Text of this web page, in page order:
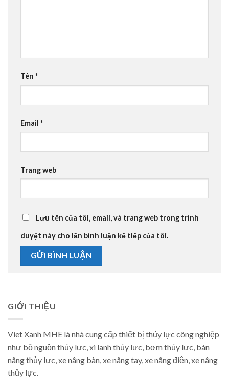
Tên *
Email *
Trang web
Lưu tên của tôi, email, và trang web trong trình
duyệt này cho lần bình luận kế tiếp của tôi.
GIỚI THIỆU
Viet Xanh MHE là nhà cung cấp thiết bị thủy lực công nghiệp
như bộ nguồn thủy lực, xi lanh thủy lực, bơm thủy lực, bàn
nâng thủy lực, xe nâng bàn, xe nâng tay, xe nâng điện, xe nâng
thủy lực.